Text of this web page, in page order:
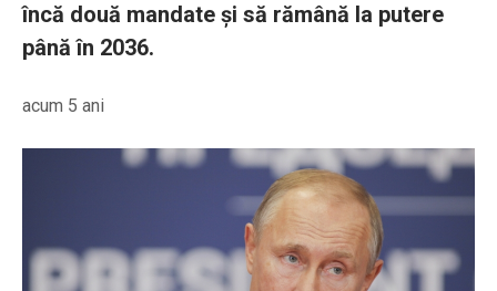
încă două mandate și să rămână la putere
până în 2036.
acum 5 ani